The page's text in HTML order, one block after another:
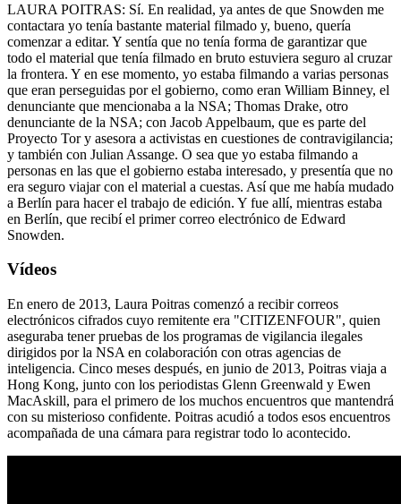
LAURA POITRAS: Sí. En realidad, ya antes de que Snowden me
contactara yo tenía bastante material filmado y, bueno, quería
comenzar a editar. Y sentía que no tenía forma de garantizar que
todo el material que tenía filmado en bruto estuviera seguro al cruzar
la frontera. Y en ese momento, yo estaba filmando a varias personas
que eran perseguidas por el gobierno, como eran William Binney, el
denunciante que mencionaba a la NSA; Thomas Drake, otro
denunciante de la NSA; con Jacob Appelbaum, que es parte del
Proyecto Tor y asesora a activistas en cuestiones de contravigilancia;
y también con Julian Assange. O sea que yo estaba filmando a
personas en las que el gobierno estaba interesado, y presentía que no
era seguro viajar con el material a cuestas. Así que me había mudado
a Berlín para hacer el trabajo de edición. Y fue allí, mientras estaba
en Berlín, que recibí el primer correo electrónico de Edward
Snowden.
Vídeos
En enero de 2013, Laura Poitras comenzó a recibir correos
electrónicos cifrados cuyo remitente era "CITIZENFOUR", quien
aseguraba tener pruebas de los programas de vigilancia ilegales
dirigidos por la NSA en colaboración con otras agencias de
inteligencia. Cinco meses después, en junio de 2013, Poitras viaja a
Hong Kong, junto con los periodistas Glenn Greenwald y Ewen
MacAskill, para el primero de los muchos encuentros que mantendrá
con su misterioso confidente. Poitras acudió a todos esos encuentros
acompañada de una cámara para registrar todo lo acontecido.